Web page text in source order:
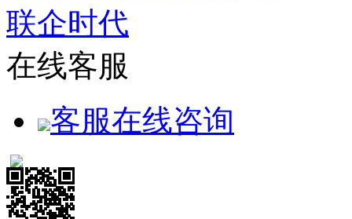
联企时代
在线客服
客服在线咨询